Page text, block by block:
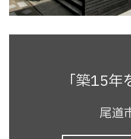
「築15年
尾道